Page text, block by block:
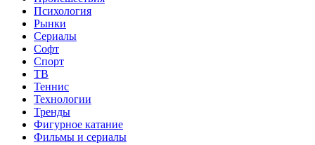
Психология
Рынки
Сериалы
Софт
Спорт
ТВ
Теннис
Технологии
Тренды
Фигурное катание
Фильмы и сериалы